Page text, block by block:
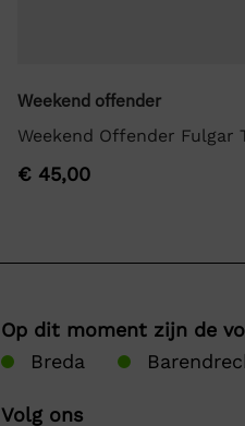
Weekend offender
Weekend Offender Fulgar
€ 45,00
Op dit moment zijn de
Breda
Volg ons